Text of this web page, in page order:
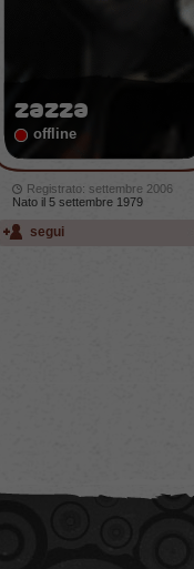
zazza
offline
Registrato: settembre 2006
Nato il 5 settembre 1979
segui